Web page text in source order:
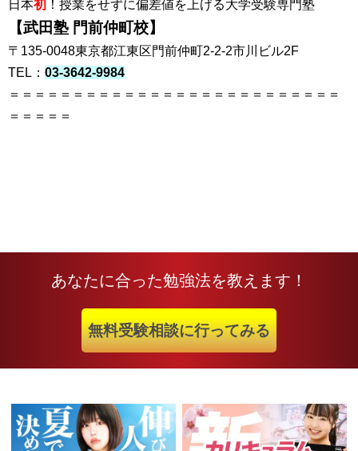
日本初 ！授業をせずに偏差値を上げる大学受験専門塾
【武田塾 門前仲町校】
〒135-0048東京都江東区門前仲町2-2-2市川ビル2F
TEL： 03-3642-9984
＝＝＝＝＝＝＝＝＝＝＝＝＝＝＝＝＝＝＝＝＝＝＝＝＝＝
＝＝＝＝＝
あなたに合った勉強法を教えます！
無料受験相談に行ってみる